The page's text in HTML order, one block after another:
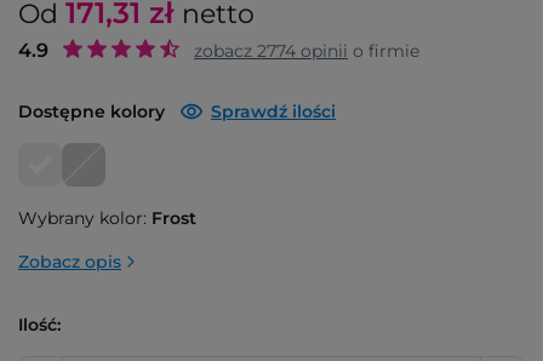
Od 171,31 zł netto
4.9 zobacz 2774 opinii o firmie
Dostępne kolory Sprawdź ilości
Wybrany kolor: Frost
Zobacz opis
Ilość: